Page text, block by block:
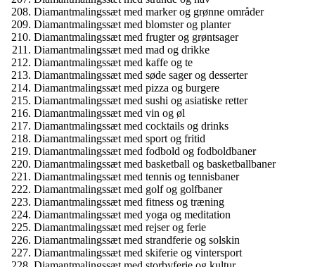
Diamantmalingssæt med marker og grønne områder
Diamantmalingssæt med blomster og planter
Diamantmalingssæt med frugter og grøntsager
Diamantmalingssæt med mad og drikke
Diamantmalingssæt med kaffe og te
Diamantmalingssæt med søde sager og desserter
Diamantmalingssæt med pizza og burgere
Diamantmalingssæt med sushi og asiatiske retter
Diamantmalingssæt med vin og øl
Diamantmalingssæt med cocktails og drinks
Diamantmalingssæt med sport og fritid
Diamantmalingssæt med fodbold og fodboldbaner
Diamantmalingssæt med basketball og basketballbaner
Diamantmalingssæt med tennis og tennisbaner
Diamantmalingssæt med golf og golfbaner
Diamantmalingssæt med fitness og træning
Diamantmalingssæt med yoga og meditation
Diamantmalingssæt med rejser og ferie
Diamantmalingssæt med strandferie og solskin
Diamantmalingssæt med skiferie og vintersport